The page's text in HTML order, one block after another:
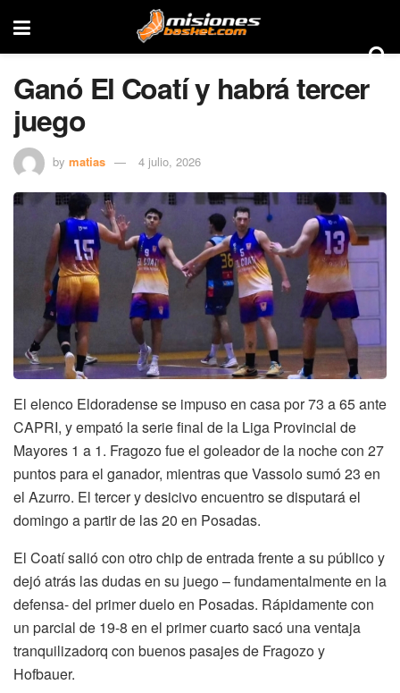
Ganó El Coatí y habrá tercer
juego
by matias 4 julio, 2026
El elenco Eldoradense se impuso en casa por 73 a 65 ante
CAPRI, y empató la serie final de la Liga Provincial de
Mayores 1 a 1. Fragozo fue el goleador de la noche con 27
puntos para el ganador, mientras que Vassolo sumó 23 en
el Azurro. El tercer y desicivo encuentro se disputará el
domingo a partir de las 20 en Posadas.
El Coatí salió con otro chip de entrada frente a su público y
dejó atrás las dudas en su juego – fundamentalmente en la
defensa- del primer duelo en Posadas. Rápidamente con
un parcial de 19-8 en el primer cuarto sacó una ventaja
tranquilizadorq con buenos pasajes de Fragozo y
Hofbauer.